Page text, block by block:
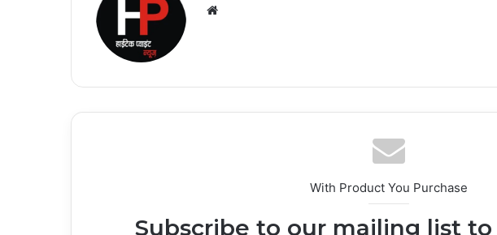
Website
With Product You Purchase
Subscribe to our mailing list